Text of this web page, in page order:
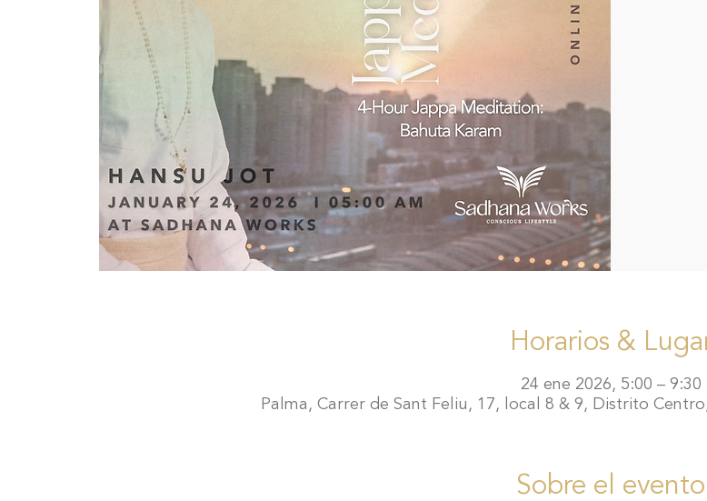
Horarios &
24 ene 2026, 5:00 – 9:30
Palma, Carrer de Sant Feliu, 17, local 8 & 9, Distrito
Sobre el evento